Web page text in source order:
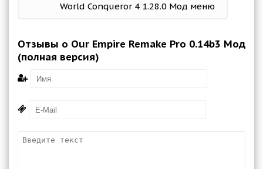
World Conqueror 4 1.28.0 Мод меню
Отзывы о Our Empire Remake Pro 0.14b3 Мод
(полная версия)